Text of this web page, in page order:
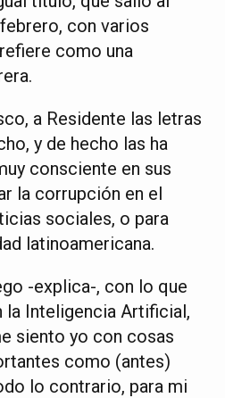
con varios
como una
a Residente las letras
y de hecho las ha
consciente en sus
la corrupción en el
sociales, o para
latinoamericana.
-explica-, con lo que
la Inteligencia Artificial,
siento yo con cosas
como (antes)
lo contrario, para mi